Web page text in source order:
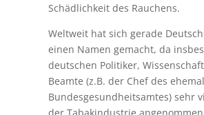
Schädlichkeit des Rauchens.
Weltweit hat sich gerade
einen Namen gemacht, da
deutschen Politiker,
Beamte (z.B. der Chef des
Bundesgesundheitsamtes) sehr